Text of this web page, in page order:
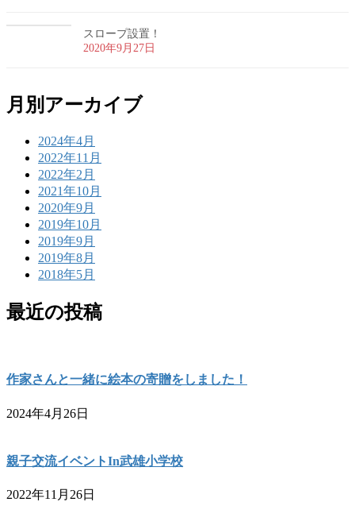
スロープ設置！
2020年9月27日
月別アーカイブ
2024年4月
2022年11月
2022年2月
2021年10月
2020年9月
2019年10月
2019年9月
2019年8月
2018年5月
最近の投稿
作家さんと一緒に絵本の寄贈をしました！
2024年4月26日
親子交流イベントIn武雄小学校
2022年11月26日